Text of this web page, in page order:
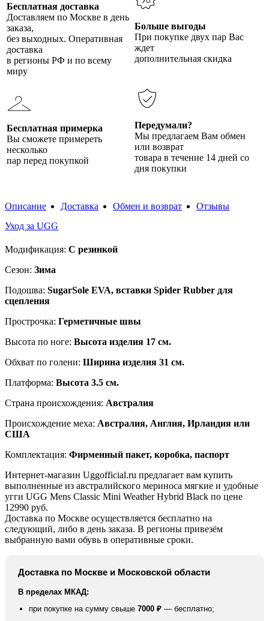
Бесплатная доставка
Доставляем по Москве в день
заказа,
без выходных. Оперативная
доставка
в регионы РФ и по всему
миру
Больше выгоды
При покупке двух пар Вас
ждет
дополнительная скидка
Бесплатная примерка
Вы сможете примереть
несколько
пар перед покупкой
Передумали?
Мы предлагаем Вам обмен
или возврат
товара в течение 14 дней со
дня покупки
Описание Доставка Обмен и возврат
Отзывы
Уход за UGG
Модификация: С резинкой
Сезон: Зима
Подошва: SugarSole EVA, вставки Spider Rubber для
сцепления
Прострочка: Герметичные швы
Высота по ноге: Высота изделия 17 см.
Обхват по голени: Ширина изделия 31 см.
Платформа: Высота 3.5 см.
Страна происхождения: Австралия
Происхождение меха: Австралия, Англия, Ирландия или
США
Комплектация: Фирменный пакет, коробка, паспорт
Интернет-магазин Uggofficial.ru предлагает вам купить
выполненные из австралийского мериноса мягкие и удобные
угги UGG Mens Classic Mini Weather Hybrid Black по цене
12990 руб.
Доставка по Москве осуществляется бесплатно на
следующий, либо в день заказа. В регионы привезём
выбранную вами обувь в оперативные сроки.
Доставка по Москве и Московской области
В пределах МКАД:
при покупке на сумму свыше 7000 ₽ — бесплатно;